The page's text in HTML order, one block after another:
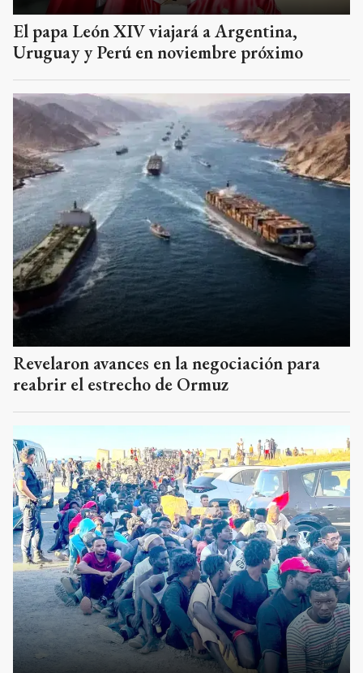
El papa León XIV viajará a Argentina,
Uruguay y Perú en noviembre próximo
Revelaron avances en la negociación para
reabrir el estrecho de Ormuz